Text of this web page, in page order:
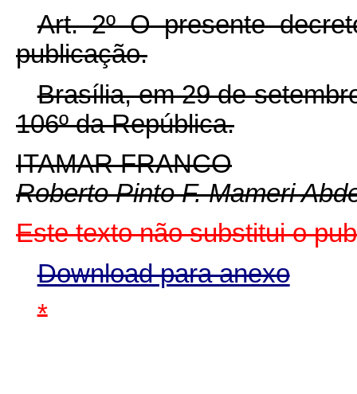
Art. 2º O presente
publicação.
Brasília, em 29 de
106º da República.
ITAMAR FRANCO
Roberto Pinto F. Mameri
Este texto não substitui o
Download para anexo
*